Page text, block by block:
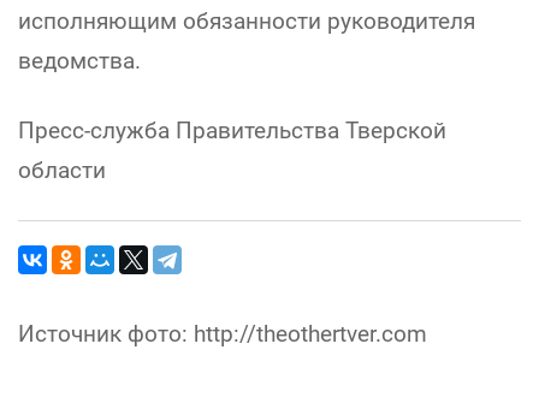
исполняющим обязанности руководителя
ведомства.
Пресс-служба Правительства Тверской
области
Источник фото: http://theothertver.com